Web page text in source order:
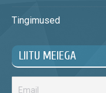
Tingimused
LIITU MEIEGA